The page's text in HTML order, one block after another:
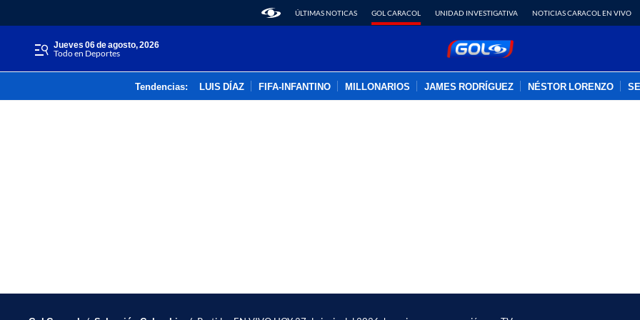
ÚLTIMAS NOTICAS GOL CARACOL UNIDAD INVESTIGATIVA NOTICIAS CARACOL EN VIVO
jueves 06 de agosto, 2026
Todo en Deportes
Tendencias: LUIS DÍAZ FIFA-INFANTINO MILLONARIOS JAMES RODRÍGUEZ NÉSTOR LORENZO